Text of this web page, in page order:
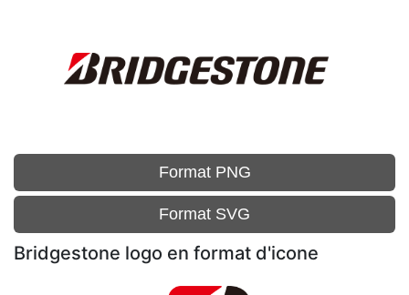
Format PNG
Format SVG
Bridgestone logo en format d'icone